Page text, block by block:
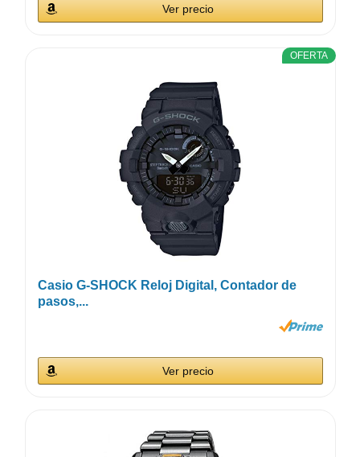
Ver precio
OFERTA
Casio G-SHOCK Reloj Digital, Contador de
pasos,...
Ver precio